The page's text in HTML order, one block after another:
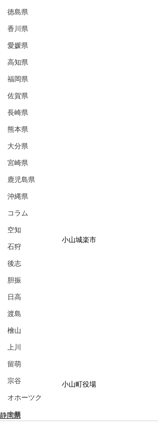
徳島県
香川県
愛媛県
高知県
福岡県
佐賀県
長崎県
熊本県
大分県
宮崎県
鹿児島県
沖縄県
コラム
空知
石狩
後志
胆振
日高
渡島
檜山
上川
留萌
宗谷
オホーツク
十勝
小山城楽市
小山町役場
静岡県